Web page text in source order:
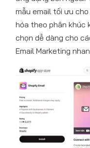
mẫu email tối ưu
hóa theo phân khúc
chọn dễ dàng cho
Email Marketing